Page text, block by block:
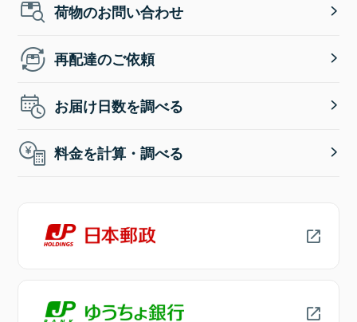
荷物のお問い合わせ
再配達のご依頼
お届け日数を調べる
料金を計算・調べる